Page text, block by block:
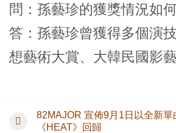
問：孫藝珍的獲獎情況如
答：孫藝珍曾獲得多個演
想藝術大賞、大韓民國影藝
82MAJOR 宣佈9月1日以全新單
《HEAT》回歸